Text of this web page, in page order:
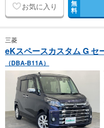
お気に入り 無
料
三菱
eKスペースカスタム G セ
（DBA-B11A）